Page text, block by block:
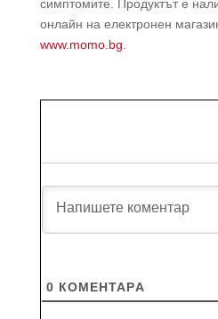
симптомите. Продуктът е
онлайн на електронен
www.momo.bg
0 КОМЕНТАРA